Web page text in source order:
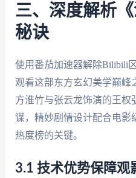
三、深度解析
秘诀
使用番茄加速器解除Bilibili
观看这部东方玄幻美学巅峰
方淮竹与张云龙饰演的王权
谋，精妙剧情设计配合电影
热度榜的关键。
3.1 技术优势保障观